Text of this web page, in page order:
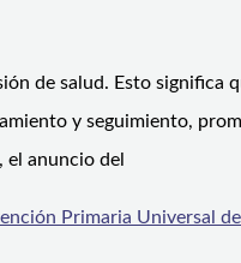
de salud. Esto significa
y seguimiento,
anuncio del
Primaria Universal